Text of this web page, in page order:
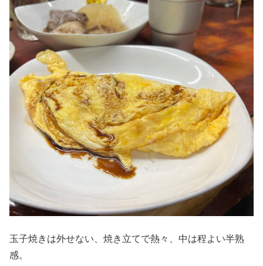
玉子焼きは外せない、焼き立てで熱々、中は程よい半熟
感。